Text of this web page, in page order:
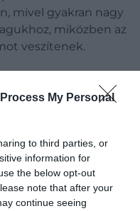
My Personal
to third parties, or
information for
the below opt-out
note that after your
continue seeing
mivel gyakran nagy
miközben az
veszítenek.
a fogyást, ha